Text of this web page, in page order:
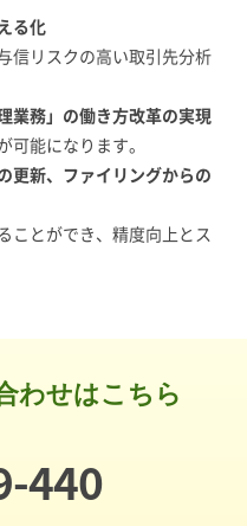
る化
信リスクの高い取引先分析
業務」の働き方改革の実現
可能になります。
更新、ファイリングからの
ことができ、精度向上とス
わせはこちら
440